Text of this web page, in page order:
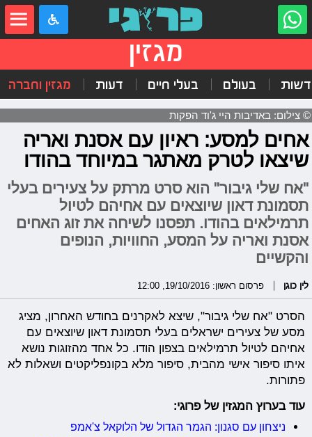
מגזין
בעולם בעלי חיים דעות מגזין וחברה
© צילום: באדיבות היי ג'וד הפקות
אחים למסע: ראיון עם אסנת ואריה
שיצאו לטרק מאתגר במיוחד בהודו
"אח שלי גיבור" הוא סרט מרתק על צעירים בעלי
תסמונת דאון שיוצאים עם אחיהם לטיול
תרמילאים בהודו. תפסנו לשיחה את זוג האחים
אסנת ואריה על המסע, החוויות, הנופים
והקשיים
לין כוגן פרסום ראשון: 19/10/2016, 12:00
הסרט "אח שלי גיבור", שיצא לאקרנים בחודש האחרון, מציג
מסע של צעירים ישראלים בעלי תסמונת דאון שיוצאים עם
אחיהם לטיול תרמילאים בצפון הודו. כל אחד מהזוגות נושא
איתו סיפור אישי מהבית, סיפור מלא בקונפליקטים ושאלות לא
פתורות.
עוד בערוץ המגזין של פרוגי:
ניצחון עם סגנון: הגמר הגדול של הלוקאל צ'אמפ